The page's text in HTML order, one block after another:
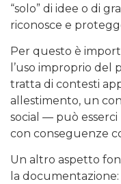
“solo” di idee o di
riconosce e
Per questo è
l’uso improprio del
tratta di contesti
allestimento, un
social — può
con conseguenze
Un altro aspetto
la